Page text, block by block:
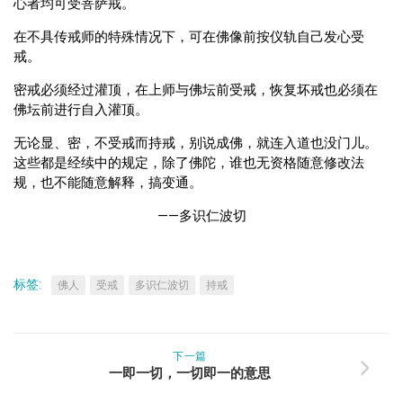
心者均可受菩萨戒。
在不具传戒师的特殊情况下，可在佛像前按仪轨自己发心受
戒。
密戒必须经过灌顶，在上师与佛坛前受戒，恢复坏戒也必须在
佛坛前进行自入灌顶。
无论显、密，不受戒而持戒，别说成佛，就连入道也没门儿。
这些都是经续中的规定，除了佛陀，谁也无资格随意修改法
规，也不能随意解释，搞变通。
——多识仁波切
标签: 佛人 受戒 多识仁波切 持戒
下一篇
一即一切，一切即一的意思